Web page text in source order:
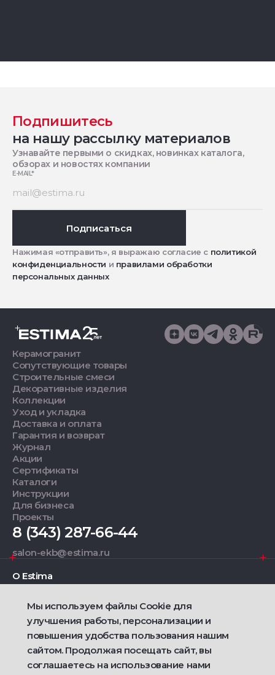
Подпишитесь
на нашу рассылку материалов
Узнавайте первыми о скидках, новинках каталога,
обзорах и новостях компании
E-MAIL*
Подписаться
Нажимая «отправить», я выражаю согласие с политикой
конфиденциальности и правилами обработки
персональных данных
Керамогранит
Сопутствующие товары
Строительные смеси
Декоративные изделия
Коллекции
Уход и укладка
Доставка и оплата
Гарантия и возврат
Журнал
Акции
Сертификаты
Каталоги
Инструкции
Для бизнеса
Проекты
8 (343) 287-66-44
salon-ekb@estima.ru
О Estima
Дизайнерам
Фирменные салоны
2021 — 2026 © Estima
Мы используем файлы Cookie для
улучшения работы, персонализации и
повышения удобства пользования нашим
сайтом. Продолжая посещать сайт, вы
соглашаетесь на использование нами